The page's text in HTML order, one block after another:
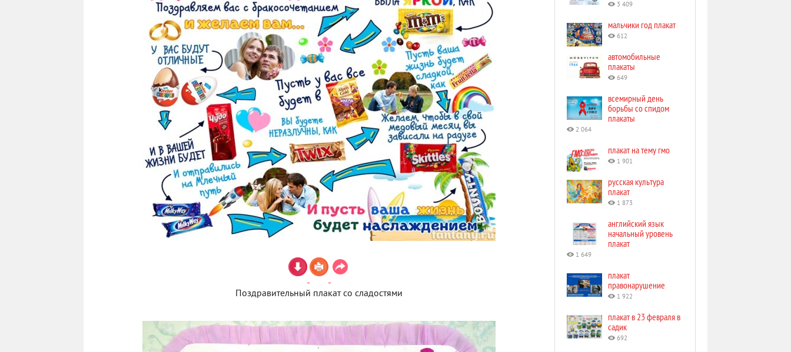
Поздравительный плакат со сладостями
3 409
мальчики год плакат
612
автомобильные
плакаты
649
всемирный день
борьбы со спидом
плакаты
2 064
плакат на тему гмо
1 901
русская культура
плакат
1 873
английский язык
начальный уровень
плакат
1 649
плакат
правонарушение
1 922
плакат в 23 февраля в
садик
692